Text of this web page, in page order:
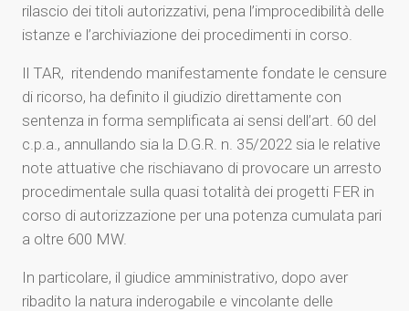
rilascio dei titoli autorizzativi, pena l’improcedibilità delle
istanze e l’archiviazione dei procedimenti in corso.
Il TAR, ritendendo manifestamente fondate le censure
di ricorso, ha definito il giudizio direttamente con
sentenza in forma semplificata ai sensi dell’art. 60 del
c.p.a., annullando sia la D.G.R. n. 35/2022 sia le relative
note attuative che rischiavano di provocare un arresto
procedimentale sulla quasi totalità dei progetti FER in
corso di autorizzazione per una potenza cumulata pari
a oltre 600 MW.
In particolare, il giudice amministrativo, dopo aver
ribadito la natura inderogabile e vincolante delle